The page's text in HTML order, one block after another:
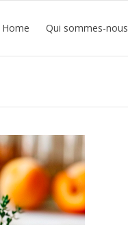
Home Qui sommes-nous